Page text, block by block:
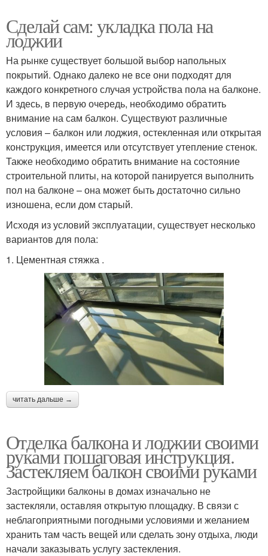
Сделай сам: укладка пола на
лоджии
На рынке существует большой выбор напольных
покрытий. Однако далеко не все они подходят для
каждого конкретного случая устройства пола на балконе.
И здесь, в первую очередь, необходимо обратить
внимание на сам балкон. Существуют различные
условия – балкон или лоджия, остекленная или открытая
конструкция, имеется или отсутствует утепление стенок.
Также необходимо обратить внимание на состояние
строительной плиты, на которой панируется выполнить
пол на балконе – она может быть достаточно сильно
изношена, если дом старый.
Исходя из условий эксплуатации, существует несколько
вариантов для пола:
1. Цементная стяжка .
читать дальше →
Отделка балкона и лоджии своими
руками пошаговая инструкция.
Застекляем балкон своими руками
Застройщики балконы в домах изначально не
застекляли, оставляя открытую площадку. В связи с
неблагоприятными погодными условиями и желанием
хранить там часть вещей или сделать зону отдыха, люди
начали заказывать услугу застекления.